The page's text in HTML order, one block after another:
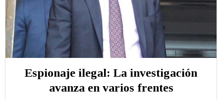
Espionaje ilegal: La investigación
avanza en varios frentes